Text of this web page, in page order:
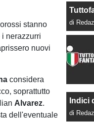
stanno
nerazzurri
nuovi
considera
soprattutto
Alvarez.
dell'eventuale
di
Indici
di